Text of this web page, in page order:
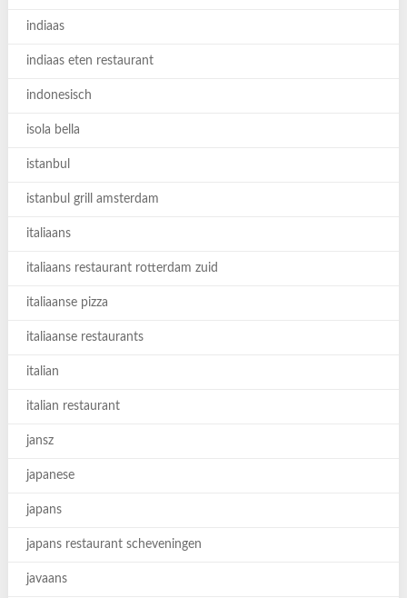
indiaas
indiaas eten restaurant
indonesisch
isola bella
istanbul
istanbul grill amsterdam
italiaans
italiaans restaurant rotterdam zuid
italiaanse pizza
italiaanse restaurants
italian
italian restaurant
jansz
japanese
japans
japans restaurant scheveningen
javaans